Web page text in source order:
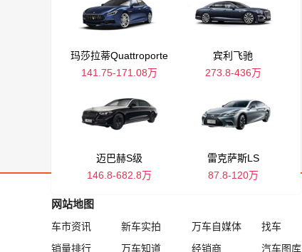
玛莎拉蒂Quattroporte
141.75-171.08万
宾利飞驰
273.8-436万
迈巴赫S级
146.8-682.8万
雷克萨斯LS
87.8-120万
网站地图
车市资讯 新车实拍 万车自媒体
找车
销量排行
万车知道 经销商 汽车图库